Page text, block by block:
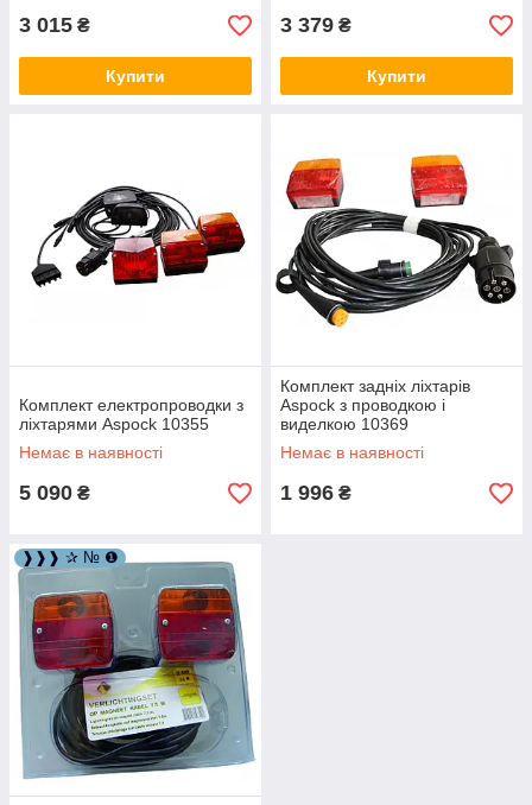
3 015 ₴
Купити
3 379 ₴
Купити
Комплект електропроводки з
ліхтарями Aspock 10355
Немає в наявності
5 090 ₴
Комплект задніх ліхтарів
Aspock з проводкою і
виделкою 10369
Немає в наявності
1 996 ₴
❱❱❱ ✰ № ❶